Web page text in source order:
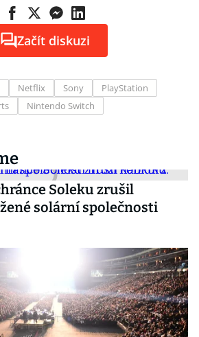
Začít diskuzi
Netflix Sony
PlayStation
Nintendo Switch
Soleku zrušil
solární společnosti